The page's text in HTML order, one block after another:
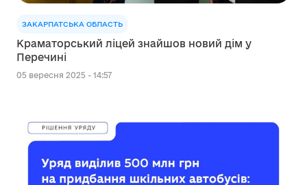
ЗАКАРПАТСЬКА ОБЛАСТЬ
Краматорський ліцей знайшов новий дім у
Перечині
05 вересня 2025 - 14:57